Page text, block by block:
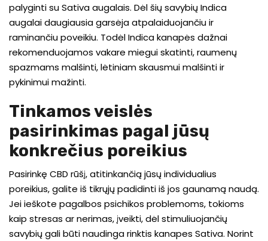
palyginti su Sativa augalais. Dėl šių savybių Indica
augalai daugiausia garsėja atpalaiduojančiu ir
raminančiu poveikiu. Todėl Indica kanapės dažnai
rekomenduojamos vakare miegui skatinti, raumenų
spazmams malšinti, lėtiniam skausmui malšinti ir
pykinimui mažinti.
Tinkamos veislės
pasirinkimas pagal jūsų
konkrečius poreikius
Pasirinkę CBD rūšį, atitinkančią jūsų individualius
poreikius, galite iš tikrųjų padidinti iš jos gaunamą naudą.
Jei ieškote pagalbos psichikos problemoms, tokioms
kaip stresas ar nerimas, įveikti, dėl stimuliuojančių
savybių gali būti naudinga rinktis kanapes Sativa. Norint